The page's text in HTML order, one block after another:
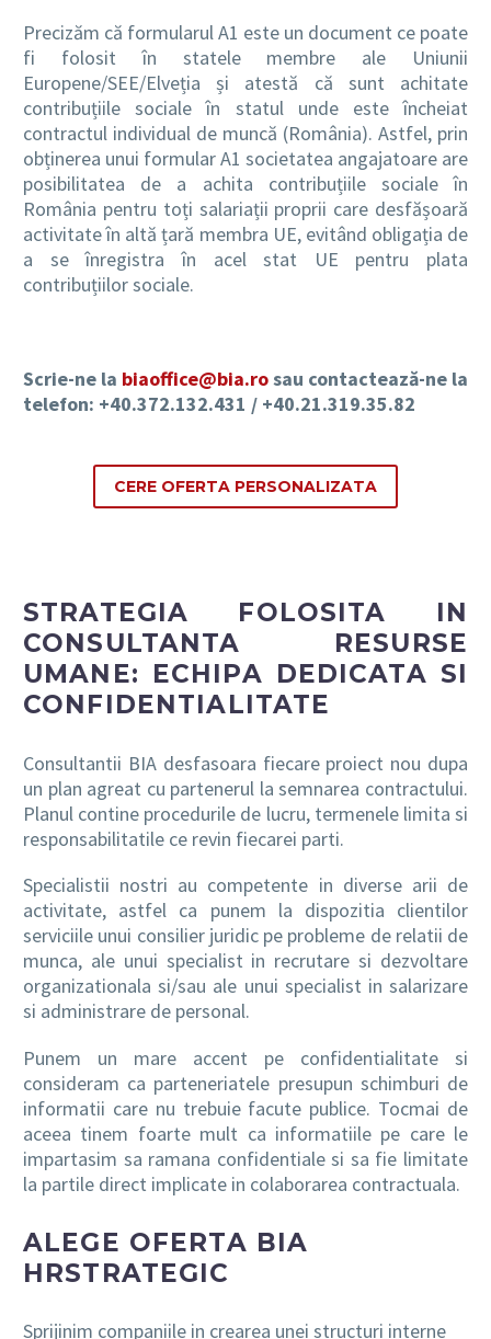
Precizăm că formularul A1 este un document ce poate
fi folosit în statele membre ale Uniunii
Europene/SEE/Elveția și atestă că sunt achitate
contribuțiile sociale în statul unde este încheiat
contractul individual de muncă (România). Astfel, prin
obținerea unui formular A1 societatea angajatoare are
posibilitatea de a achita contribuțiile sociale în
România pentru toți salariații proprii care desfășoară
activitate în altă țară membra UE, evitând obligația de
a se înregistra în acel stat UE pentru plata
contribuțiilor sociale.
Scrie-ne la biaoffice@bia.rosau contactează-ne la
telefon: +40.372.132.431 / +40.21.319.35.82
CERE OFERTA PERSONALIZATA
STRATEGIA FOLOSITA IN
CONSULTANTA RESURSE
UMANE: ECHIPA DEDICATA SI
CONFIDENTIALITATE
Consultantii BIA desfasoara fiecare proiect nou dupa
un plan agreat cu partenerul la semnarea contractului.
Planul contine procedurile de lucru, termenele limita si
responsabilitatile ce revin fiecarei parti.
Specialistii nostri au competente in diverse arii de
activitate, astfel ca punem la dispozitia clientilor
serviciile unui consilier juridic pe probleme de relatii de
munca, ale unui specialist in recrutare si dezvoltare
organizationala si/sau ale unui specialist in salarizare
si administrare de personal.
Punem un mare accent pe confidentialitate si
consideram ca parteneriatele presupun schimburi de
informatii care nu trebuie facute publice. Tocmai de
aceea tinem foarte mult ca informatiile pe care le
impartasim sa ramana confidentiale si sa fie limitate
la partile direct implicate in colaborarea contractuala.
ALEGE OFERTA BIA
HRSTRATEGIC
Sprijinim companiile in crearea unei structuri interne